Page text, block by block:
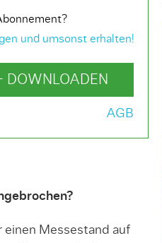
und umsonst erhalten!
DOWNLOADEN
AGB
Messestand auf